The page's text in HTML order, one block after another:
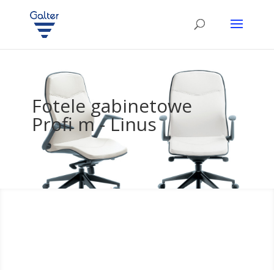
Fotele gabinetowe
Profi m - Linus